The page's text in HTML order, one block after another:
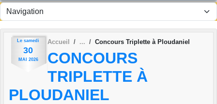
Le samedi
30
MAI 2026
Accueil Concours Triplette à Ploudaniel
CONCOURS
TRIPLETTE À
PLOUDANIEL